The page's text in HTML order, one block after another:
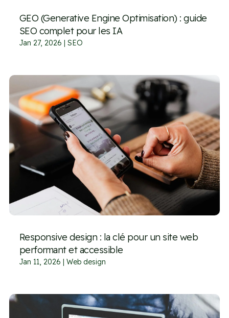
GEO (Generative Engine Optimisation) : guide
SEO complet pour les IA
Jan 27, 2026 | SEO
Responsive design : la clé pour un site web
performant et accessible
Jan 11, 2026 | Web design